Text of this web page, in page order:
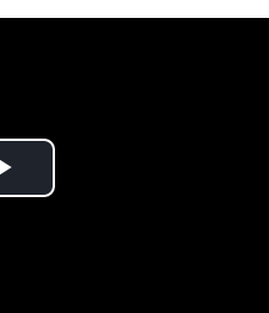
Play Video